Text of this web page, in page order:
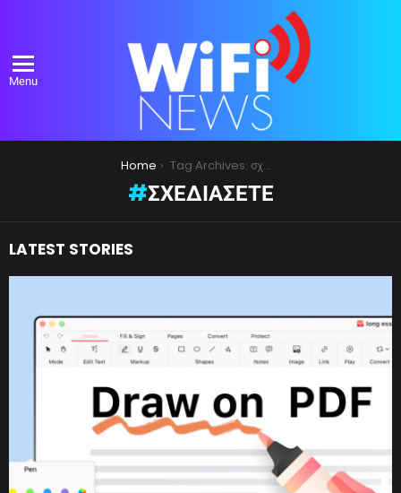
Menu
Home Tag Archives: σχεδιάσετε
ΣΧΕΔΙΆΣΕΤΕ
LATEST STORIES